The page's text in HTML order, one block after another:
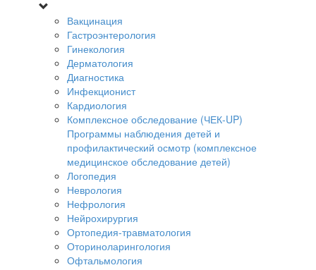
Вакцинация
Гастроэнтерология
Гинекология
Дерматология
Диагностика
Инфекционист
Кардиология
Комплексное обследование (ЧЕК-UP)
Программы наблюдения детей и
профилактический осмотр (комплексное
медицинское обследование детей)
Логопедия
Неврология
Нефрология
Нейрохирургия
Ортопедия-травматология
Оториноларингология
Офтальмология